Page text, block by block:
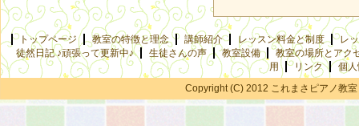
トップページ 教室の特徴と理念 講師紹介 レッスン料金と制度
レ
徒然日記 ♪頑張って更新中♪
生徒さんの声 教室設備
教室の場所とアク
用
リンク
個
Copyright (C) 2012 これまさピアノ教